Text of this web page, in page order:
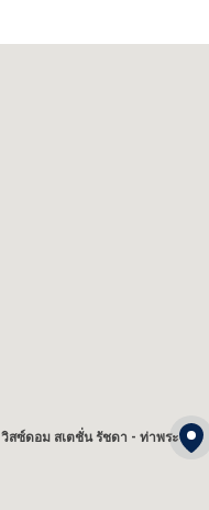
วิสซ์ดอม สเตชั่น รัชดา - ท่าพระ